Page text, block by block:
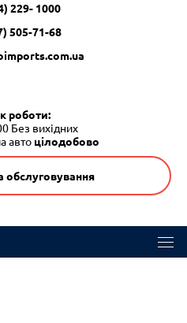
229- 1000
505-71-68
роботи:
Без вихідних
авто цілодобово
обслуговування